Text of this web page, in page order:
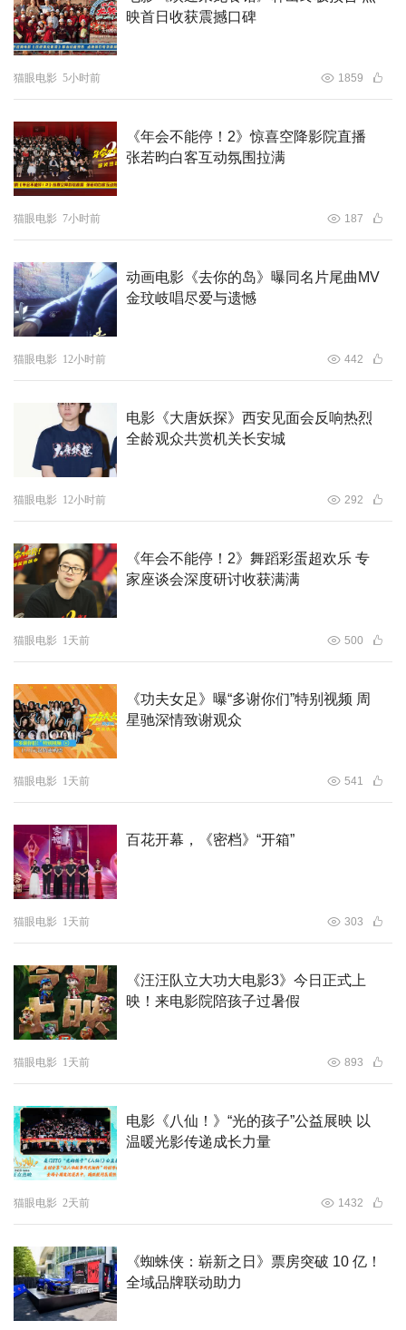
映首日收获震撼口碑
猫眼电影 5小时前 1859
《年会不能停！2》惊喜空降影院直播
张若昀白客互动氛围拉满
猫眼电影 7小时前 187
动画电影《去你的岛》曝同名片尾曲MV
金玟岐唱尽爱与遗憾
猫眼电影 12小时前 442
电影《大唐妖探》西安见面会反响热烈
全龄观众共赏机关长安城
猫眼电影 12小时前 292
《年会不能停！2》舞蹈彩蛋超欢乐 专
家座谈会深度研讨收获满满
猫眼电影 1天前 500
《功夫女足》曝“多谢你们”特别视频 周
星驰深情致谢观众
猫眼电影 1天前 541
百花开幕，《密档》“开箱”
猫眼电影 1天前 303
《汪汪队立大功大电影3》今日正式上
映！来电影院陪孩子过暑假
猫眼电影 1天前 893
电影《八仙！》“光的孩子”公益展映 以
温暖光影传递成长力量
猫眼电影 2天前 1432
《蜘蛛侠：崭新之日》票房突破 10 亿！
全域品牌联动助力